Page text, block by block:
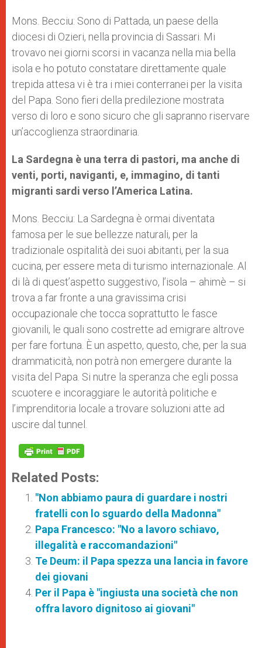
Mons. Becciu: Sono di Pattada, un paese della
diocesi di Ozieri, nella provincia di Sassari. Mi
trovavo nei giorni scorsi in vacanza nella mia bella
isola e ho potuto constatare direttamente quale
trepida attesa vi è tra i miei conterranei per la visita
del Papa. Sono fieri della predilezione mostrata
verso di loro e sono sicuro che gli sapranno riservare
un’accoglienza straordinaria.
La Sardegna è una terra di pastori, ma anche di
venti, porti, naviganti, e, immagino, di tanti
migranti sardi verso l’America Latina.
Mons. Becciu: La Sardegna è ormai diventata
famosa per le sue bellezze naturali, per la
tradizionale ospitalità dei suoi abitanti, per la sua
cucina, per essere meta di turismo internazionale. Al
di là di quest’aspetto suggestivo, l’isola – ahimè – si
trova a far fronte a una gravissima crisi
occupazionale che tocca soprattutto le fasce
giovanili, le quali sono costrette ad emigrare altrove
per fare fortuna. È un aspetto, questo, che, per la sua
drammaticità, non potrà non emergere durante la
visita del Papa. Si nutre la speranza che egli possa
scuotere e incoraggiare le autorità politiche e
l’imprenditoria locale a trovare soluzioni atte ad
uscire dal tunnel.
Related Posts:
"Non abbiamo paura di guardare i nostri
fratelli con lo sguardo della Madonna"
Papa Francesco: "No a lavoro schiavo,
illegalità e raccomandazioni"
Te Deum: il Papa spezza una lancia in favore
dei giovani
Per il Papa è "ingiusta una società che non
offra lavoro dignitoso ai giovani"